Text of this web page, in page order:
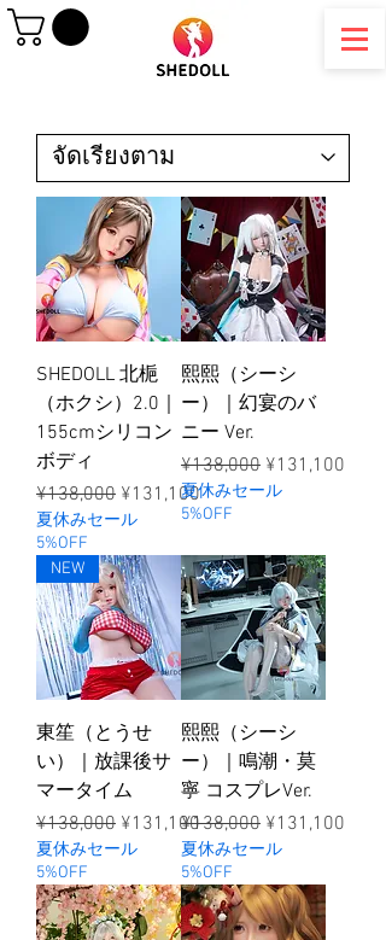
SHEDOLL 北梔
（ホクシ）2.0｜
155cmシリコン
ボディ
ราคาปกติ
¥138,000 ราคาขายลด
¥131,100
夏休みセール
5%OFF
熙熙（シーシ
ー）｜幻宴のバ
ニー Ver.
ราคาปกติ
¥138,000 ราคาขายลด
¥131,100
夏休みセール
5%OFF
NEW
東笙（とうせ
い）｜放課後サ
マータイム
ราคาปกติ
¥138,000 ราคาขายลด
¥131,100
夏休みセール
5%OFF
熙熙（シーシ
ー）｜鳴潮・莫
寧 コスプレVer.
ราคาปกติ
¥138,000 ราคาขายลด
¥131,100
夏休みセール
5%OFF